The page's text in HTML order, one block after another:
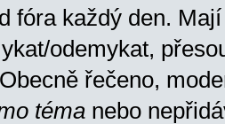
fóra každý den.
odemykat,
řečeno,
téma nebo